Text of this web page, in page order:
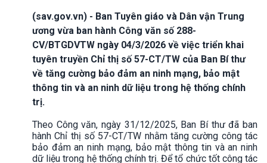
(sav.gov.vn) - Ban Tuyên giáo và Dân vận Trung
ương vừa ban hành Công văn số 288-
CV/BTGDVTW ngày 04/3/2026 về việc triển khai
tuyên truyền Chỉ thị số 57-CT/TW của Ban Bí thư
về tăng cường bảo đảm an ninh mạng, bảo mật
thông tin và an ninh dữ liệu trong hệ thống chính
trị.
Theo Công văn, ngày 31/12/2025, Ban Bí thư đã ban
hành Chỉ thị số 57-CT/TW nhằm tăng cường công tác
bảo đảm an ninh mạng, bảo mật thông tin và an ninh
dữ liệu trong hệ thống chính trị. Để tổ chức tốt công tác